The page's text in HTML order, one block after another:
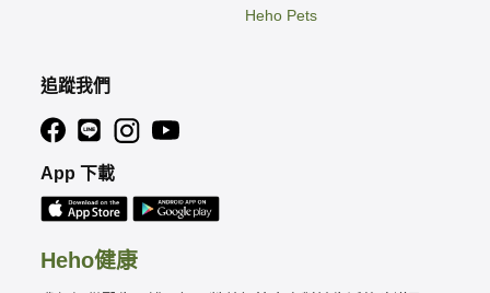
Heho健康
Heho Pets
追蹤我們
App 下載